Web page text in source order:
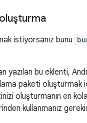
istiyorsanız bunu
yazılan bu eklenti,
paketi oluşturmak
oluşturmanın en
kullanmanız